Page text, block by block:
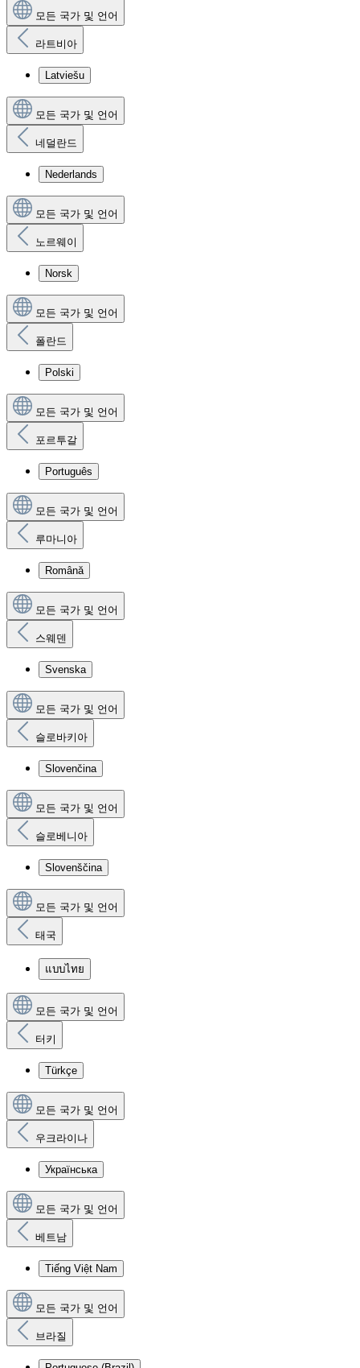
모든 국가 및 언어
라트비아
Latviešu
모든 국가 및 언어
네덜란드
Nederlands
모든 국가 및 언어
노르웨이
Norsk
모든 국가 및 언어
폴란드
Polski
모든 국가 및 언어
포르투갈
Português
모든 국가 및 언어
루마니아
Română
모든 국가 및 언어
스웨덴
Svenska
모든 국가 및 언어
슬로바키아
Slovenčina
모든 국가 및 언어
슬로베니아
Slovenščina
모든 국가 및 언어
태국
แบบไทย
모든 국가 및 언어
터키
Türkçe
모든 국가 및 언어
우크라이나
Українська
모든 국가 및 언어
베트남
Tiếng Việt Nam
모든 국가 및 언어
브라질